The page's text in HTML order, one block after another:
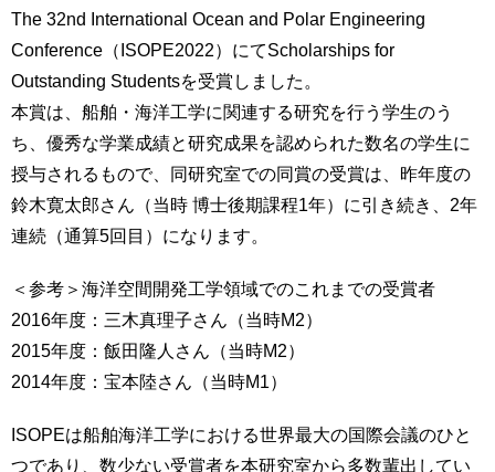
The 32nd International Ocean and Polar Engineering
Conference（ISOPE2022）にてScholarships for
Outstanding Studentsを受賞しました。
本賞は、船舶・海洋工学に関連する研究を行う学生のう
ち、優秀な学業成績と研究成果を認められた数名の学生に
授与されるもので、同研究室での同賞の受賞は、昨年度の
鈴木寛太郎さん（当時 博士後期課程1年）に引き続き、2年
連続（通算5回目）になります。
＜参考＞海洋空間開発工学領域でのこれまでの受賞者
2016年度：三木真理子さん（当時M2）
2015年度：飯田隆人さん（当時M2）
2014年度：宝本陸さん（当時M1）
ISOPEは船舶海洋工学における世界最大の国際会議のひと
つであり、数少ない受賞者を本研究室から多数輩出してい